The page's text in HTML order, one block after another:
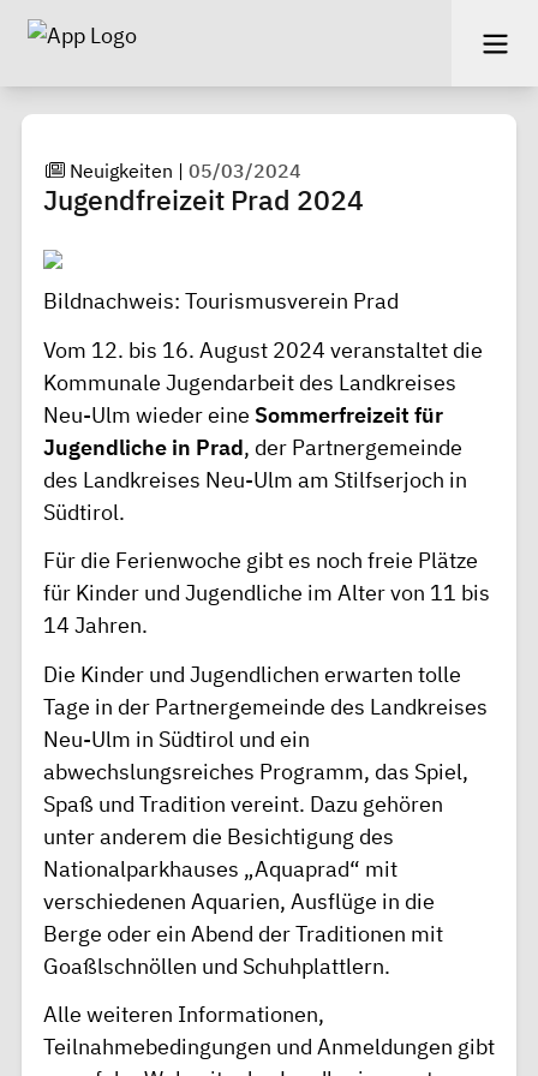
Neuigkeiten |05/03/2024
Jugendfreizeit Prad 2024
Bildnachweis: Tourismusverein Prad
Vom 12. bis 16. August 2024 veranstaltet die
Kommunale Jugendarbeit des Landkreises
Neu-Ulm wieder eine Sommerfreizeit für
Jugendliche in Prad, der Partnergemeinde
des Landkreises Neu-Ulm am Stilfserjoch in
Südtirol.
Für die Ferienwoche gibt es noch freie Plätze
für Kinder und Jugendliche im Alter von 11 bis
14 Jahren.
Die Kinder und Jugendlichen erwarten tolle
Tage in der Partnergemeinde des Landkreises
Neu-Ulm in Südtirol und ein
abwechslungsreiches Programm, das Spiel,
Spaß und Tradition vereint. Dazu gehören
unter anderem die Besichtigung des
Nationalparkhauses „Aquaprad“ mit
verschiedenen Aquarien, Ausflüge in die
Berge oder ein Abend der Traditionen mit
Goaßlschnöllen und Schuhplattlern.
Alle weiteren Informationen,
Teilnahmebedingungen und Anmeldungen gibt